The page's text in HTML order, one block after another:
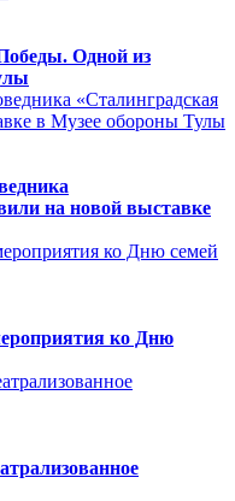
Одной из
на новой выставке
ко Дню